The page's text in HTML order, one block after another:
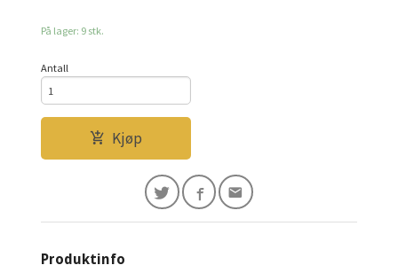
På lager: 9 stk.
Antall
Kjøp
Produktinfo